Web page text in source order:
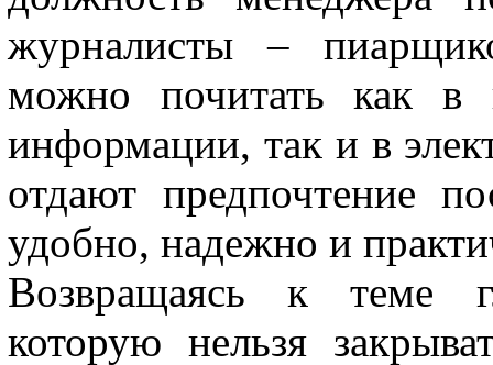
журналисты –
можно почитать как в
информации, так и в
отдают предпочтение
удобно, надежно и
Возвращаясь к теме
которую нельзя